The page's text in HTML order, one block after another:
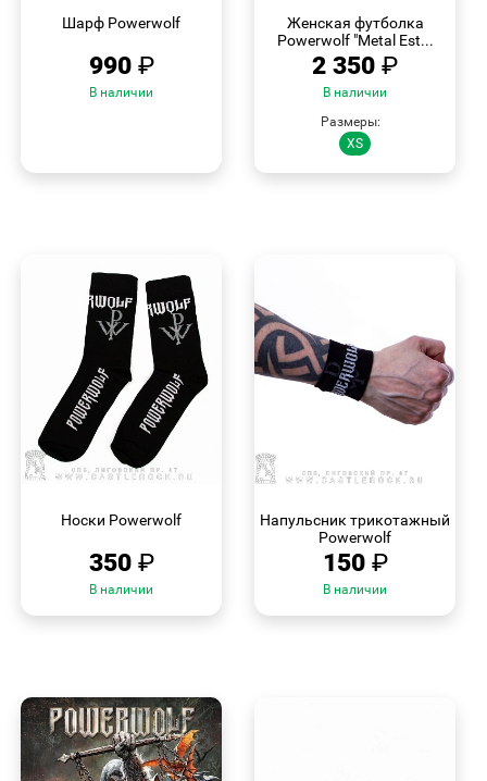
Шарф Powerwolf
990 ₽
В наличии
Женская футболка
Powerwolf "Metal Est...
2 350 ₽
В наличии
Размеры:
XS
Носки Powerwolf
350 ₽
В наличии
Напульсник трикотажный
Powerwolf
150 ₽
В наличии